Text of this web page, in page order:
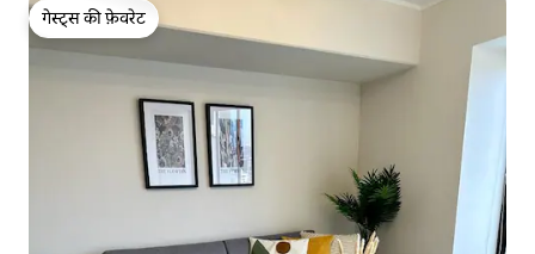
गेस्ट्स की फ़ेवरेट
गेस्ट्स की फ़ेवरेट